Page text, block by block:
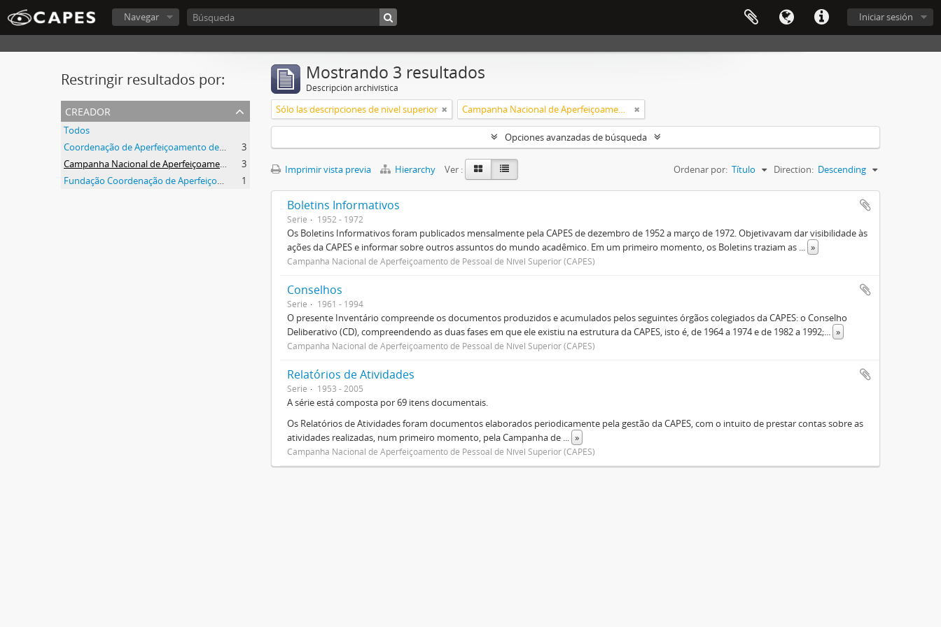
Iniciar sesión
Navegar
Restringir resultados por:
creador
Todos
Coordenação de Aperfeiçoamento de Pessoal de Nível Superior (CAPES)
3
Campanha Nacional de Aperfeiçoamento de Pessoal de Nível Superior (CAPES)
3
Fundação Coordenação de Aperfeiçoamento de Pessoal de Nível Superior (CAPES)
1
Mostrando 3 resultados
Descripción archivística
Sólo las descripciones de nivel superior Campanha Nacional de Aperfeiçoamento de Pessoal de Nível Superior (CAPES)
Opciones avanzadas de búsqueda
Imprimir vista previa Hierarchy Ver : Ordenar por: Título Direction: Descending
Boletins Informativos
Serie 1952 - 1972
Os Boletins Informativos foram publicados mensalmente pela CAPES de dezembro de 1952 a março de 1972. Objetivavam dar visibilidade às
ações da CAPES e informar sobre outros assuntos do mundo acadêmico. Em um primeiro momento, os Boletins traziam as ... »
Campanha Nacional de Aperfeiçoamento de Pessoal de Nível Superior (CAPES)
Conselhos
Serie 1961 - 1994
O presente Inventário compreende os documentos produzidos e acumulados pelos seguintes órgãos colegiados da CAPES: o Conselho
Deliberativo (CD), compreendendo as duas fases em que ele existiu na estrutura da CAPES, isto é, de 1964 a 1974 e de 1982 a 1992;... »
Campanha Nacional de Aperfeiçoamento de Pessoal de Nível Superior (CAPES)
Relatórios de Atividades
Serie 1953 - 2005
A série está composta por 69 itens documentais.
Os Relatórios de Atividades foram documentos elaborados periodicamente pela gestão da CAPES, com o intuito de prestar contas sobre as
atividades realizadas, num primeiro momento, pela Campanha de ... »
Campanha Nacional de Aperfeiçoamento de Pessoal de Nível Superior (CAPES)